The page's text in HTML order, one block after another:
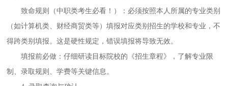
致命规则（中职类考生必看！）：必须按照本人所属的专业类别
（如计算机类、财经商贸类等）填报对应类别招生的学校和专业，不
得跨类别填报。这是硬性规定，错误填报将导致无效。
填报前必做：仔细研读目标院校的《招生章程》，了解专业限
制、录取规则、学费等关键信息。